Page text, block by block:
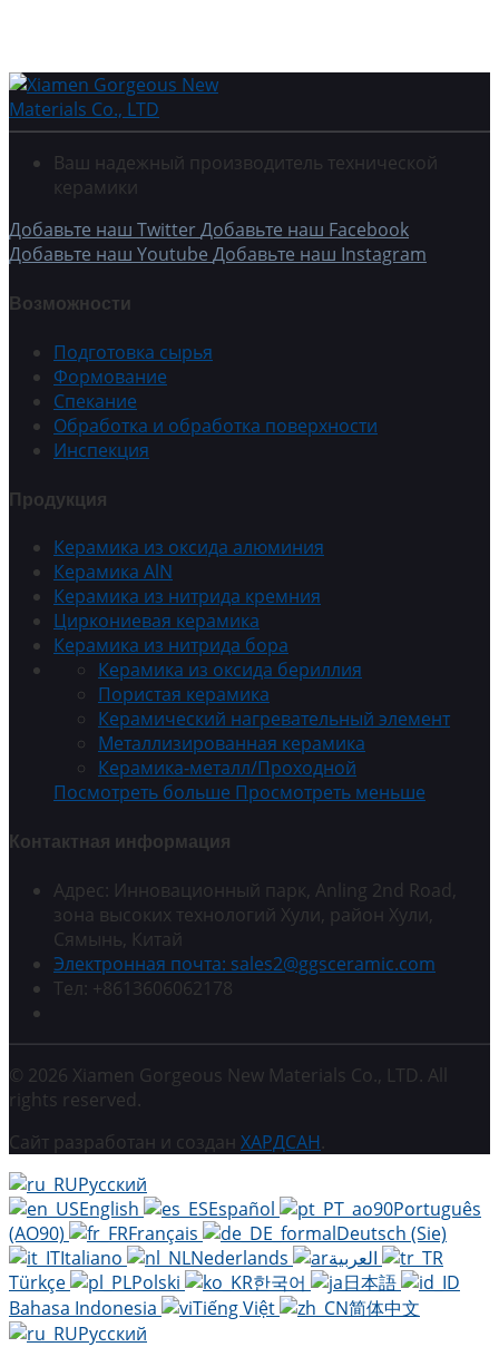
Ваш надежный производитель технической
керамики
Добавьте наш TwitterДобавьте наш Facebook
Добавьте наш Youtube Добавьте наш Instagram
Возможности
Подготовка сырья
Формование
Спекание
Обработка и обработка поверхности
Инспекция
Продукция
Керамика из оксида алюминия
Керамика AlN
Керамика из нитрида кремния
Циркониевая керамика
Керамика из нитрида бора
Керамика из оксида бериллия
Пористая керамика
Керамический нагревательный элемент
Металлизированная керамика
Керамика-металл/Проходной
Посмотреть больше Просмотреть меньше
Контактная информация
Адрес: Инновационный парк, Anling 2nd Road,
зона высоких технологий Хули, район Хули,
Сямынь, Китай
Электронная почта: sales2@ggsceramic.com
Тел: +8613606062178
© 2026 Xiamen Gorgeous New Materials Co., LTD. All
rights reserved.
Сайт разработан и создан ХАРДСАН.
Русский
English
Español
Português
(AO90)
Français
Deutsch (Sie)
Italiano
Nederlands
Türkçe
Polski 한국어
日本語
Bahasa Indonesia
Tiếng Việt
简体中文
Русский